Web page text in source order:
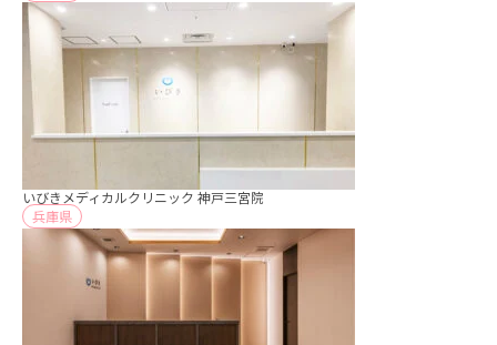
いびきメディカルクリニック 神戸三宮院
兵庫県